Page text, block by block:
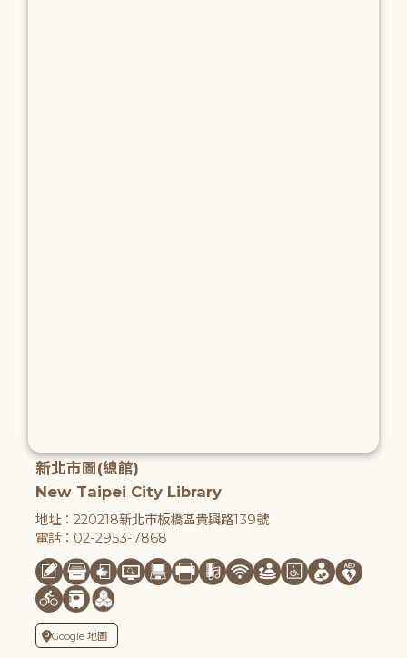
新北市圖(總館)
New Taipei City Library
地址：220218新北市板橋區貴興路139號
電話：02-2953-7868
Google 地圖